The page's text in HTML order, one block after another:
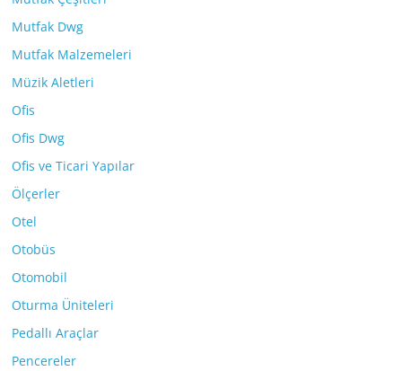
Mutfak Dwg
Mutfak Malzemeleri
Müzik Aletleri
Ofis
Ofis Dwg
Ofis ve Ticari Yapılar
Ölçerler
Otel
Otobüs
Otomobil
Oturma Üniteleri
Pedallı Araçlar
Pencereler